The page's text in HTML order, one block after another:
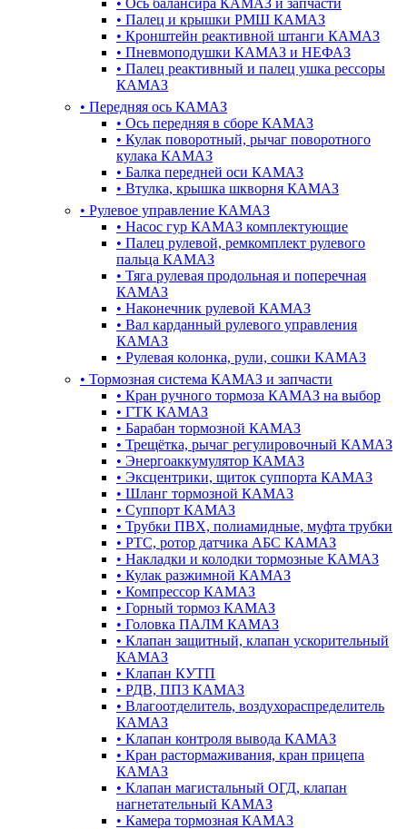
• Ось балансира КАМАЗ и запчасти
• Палец и крышки РМШ КАМАЗ
• Кронштейн реактивной штанги КАМАЗ
• Пневмоподушки КАМАЗ и НЕФАЗ
• Палец реактивный и палец ушка рессоры
КАМАЗ
• Передняя ось КАМАЗ
• Ось передняя в сборе КАМАЗ
• Кулак поворотный, рычаг поворотного
кулака КАМАЗ
• Балка передней оси КАМАЗ
• Втулка, крышка шкворня КАМАЗ
• Рулевое управление КАМАЗ
• Насос гур КАМАЗ комплектующие
• Палец рулевой, ремкомплект рулевого
пальца КАМАЗ
• Тяга рулевая продольная и поперечная
КАМАЗ
• Наконечник рулевой КАМАЗ
• Вал карданный рулевого управления
КАМАЗ
• Рулевая колонка, рули, сошки КАМАЗ
• Тормозная система КАМАЗ и запчасти
• Кран ручного тормоза КАМАЗ на выбор
• ГТК КАМАЗ
• Барабан тормозной КАМАЗ
• Трещётка, рычаг регулировочный КАМАЗ
• Энергоаккумулятор КАМАЗ
• Эксцентрики, щиток суппорта КАМАЗ
• Шланг тормозной КАМАЗ
• Суппорт КАМАЗ
• Трубки ПВХ, полиамидные, муфта трубки
• РТС, ротор датчика АБС КАМАЗ
• Накладки и колодки тормозные КАМАЗ
• Кулак разжимной КАМАЗ
• Компрессор КАМАЗ
• Горный тормоз КАМАЗ
• Головка ПАЛМ КАМАЗ
• Клапан защитный, клапан ускорительный
КАМАЗ
• Клапан КУТП
• РДВ, ПП3 КАМАЗ
• Влагоотделитель, воздухораспределитель
КАМАЗ
• Клапан контроля вывода КАМАЗ
• Кран растормаживания, кран прицепа
КАМАЗ
• Клапан магистальный ОГД, клапан
нагнетательный КАМАЗ
• Камера тормозная КАМАЗ